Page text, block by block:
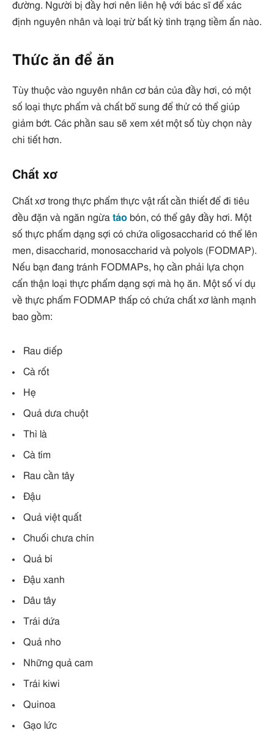
đường. Người bị đầy hơi nên liên hệ với bác sĩ để xác
định nguyên nhân và loại trừ bất kỳ tình trạng tiềm ẩn nào.
Thức ăn để ăn
Tùy thuộc vào nguyên nhân cơ bản của đầy hơi, có một
số loại thực phẩm và chất bổ sung để thử có thể giúp
giảm bớt. Các phần sau sẽ xem xét một số tùy chọn này
chi tiết hơn.
Chất xơ
Chất xơ trong thực phẩm thực vật rất cần thiết để đi tiêu
đều đặn và ngăn ngừa táo bón, có thể gây đầy hơi. Một
số thực phẩm dạng sợi có chứa oligosaccharid có thể lên
men, disaccharid, monosaccharid và polyols (FODMAP).
Nếu bạn đang tránh FODMAPs, họ cần phải lựa chọn
cẩn thận loại thực phẩm dạng sợi mà họ ăn. Một số ví dụ
về thực phẩm FODMAP thấp có chứa chất xơ lành mạnh
bao gồm:
Rau diếp
Cà rốt
Hẹ
Quả dưa chuột
Thì là
Cà tím
Rau cần tây
Đậu
Quả việt quất
Chuối chưa chín
Quả bí
Đậu xanh
Dâu tây
Trái dứa
Quả nho
Những quả cam
Trái kiwi
Quinoa
Gạo lức